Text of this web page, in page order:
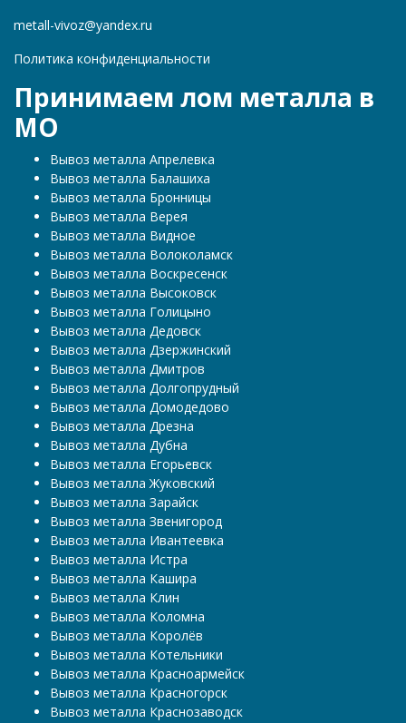
metall-vivoz@yandex.ru
Политика конфиденциальности
Принимаем лом металла в
МО
Вывоз металла Апрелевка
Вывоз металла Балашиха
Вывоз металла Бронницы
Вывоз металла Верея
Вывоз металла Видное
Вывоз металла Волоколамск
Вывоз металла Воскресенск
Вывоз металла Высоковск
Вывоз металла Голицыно
Вывоз металла Дедовск
Вывоз металла Дзержинский
Вывоз металла Дмитров
Вывоз металла Долгопрудный
Вывоз металла Домодедово
Вывоз металла Дрезна
Вывоз металла Дубна
Вывоз металла Егорьевск
Вывоз металла Жуковский
Вывоз металла Зарайск
Вывоз металла Звенигород
Вывоз металла Ивантеевка
Вывоз металла Истра
Вывоз металла Кашира
Вывоз металла Клин
Вывоз металла Коломна
Вывоз металла Королёв
Вывоз металла Котельники
Вывоз металла Красноармейск
Вывоз металла Красногорск
Вывоз металла Краснозаводск